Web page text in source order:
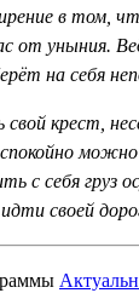
в том,
от уныния.
на себя
крест,
с себя груз
своей